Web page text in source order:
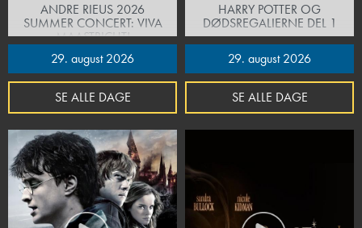
ANDRE RIEUS 2026
SUMMER CONCERT: VIVA
MAASTRICHT!
29. august 2026
SE ALLE DAGE
HARRY POTTER OG
DØDSREGALIERNE DEL 1
29. august 2026
SE ALLE DAGE